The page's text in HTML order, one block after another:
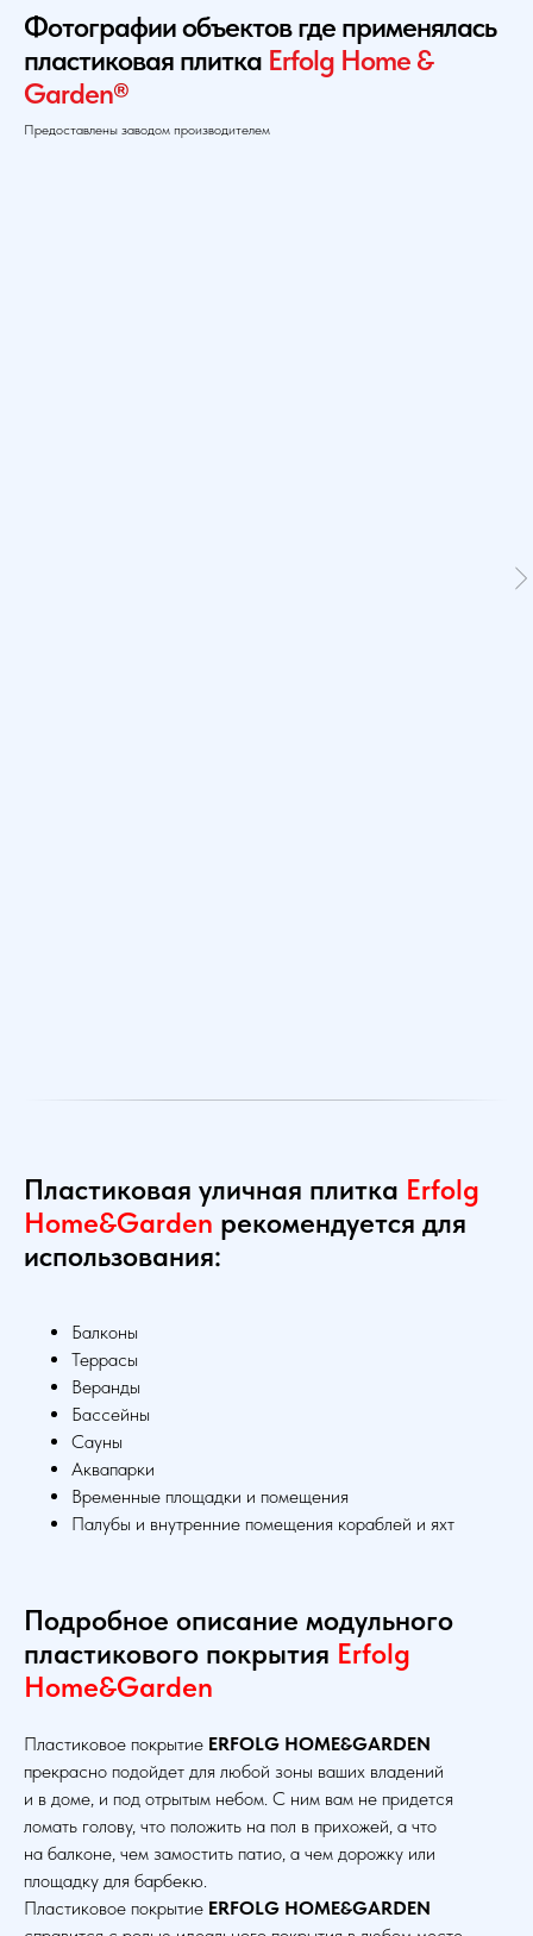
Фотографии объектов где применялась
пластиковая плитка Erfolg Home &
Garden®
Предоставлены заводом производителем
Пластиковая уличная плитка Erfolg
Home&Garden рекомендуется для
использования:
Балконы
Террасы
Веранды
Бассейны
Сауны
Аквапарки
Временные площадки и помещения
Палубы и внутренние помещения кораблей и яхт
Подробное описание модульного
пластикового покрытия Erfolg
Home&Garden
Пластиковое покрытие ERFOLG HOME&GARDEN
прекрасно подойдет для любой зоны ваших владений
и в доме, и под отрытым небом. С ним вам не придется
ломать голову, что положить на пол в прихожей, а что
на балконе, чем замостить патио, а чем дорожку или
площадку для барбекю.
Пластиковое покрытие ERFOLG HOME&GARDEN